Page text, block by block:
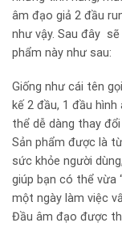
âm đạo giả 2 đầu
như vậy. Sau đây
phẩm này như sau:
Giống như cái tên
kế 2 đầu, 1 đầu
thể dễ dàng thay
Sản phẩm được là
sức khỏe người
giúp bạn có thể vừa
một ngày làm việc
Đầu âm đạo được